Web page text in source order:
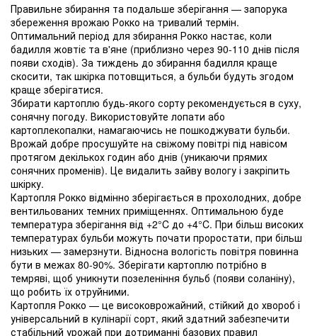
Правильне збирання та подальше зберігання — запорука
збереження врожаю Рокко на тривалий термін.
Оптимальний період для збирання Рокко настає, коли
бадилля жовтіє та в'яне (приблизно через 90-110 днів після
появи сходів). За тиждень до збирання бадилля краще
скосити, так шкірка потовщиться, а бульби будуть згодом
краще зберігатися.
Збирати картоплю будь-якого сорту рекомендується в суху,
сонячну погоду. Використовуйте лопати або
картоплекопалки, намагаючись не пошкоджувати бульби.
Врожай добре просушуйте на свіжому повітрі під навісом
протягом декількох годин або днів (уникаючи прямих
сонячних променів). Це видалить зайву вологу і закріпить
шкірку.
Картопля Рокко відмінно зберігається в прохолодних, добре
вентильованих темних приміщеннях. Оптимальною буде
температура зберігання від +2°C до +4°C. При більш високих
температурах бульби можуть почати проростати, при більш
низьких — замерзнути. Відносна вологість повітря повинна
бути в межах 80-90%. Зберігати картоплю потрібно в
темряві, щоб уникнути позеленіння бульб (появи соланіну),
що робить їх отруйними.
Картопля Рокко — це високоврожайний, стійкий до хвороб і
універсальний в кулінарії сорт, який здатний забезпечити
стабільний урожай при дотриманні базових правил